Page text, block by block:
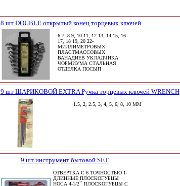
8 шт DOUBLE открытый конец торцевых ключей
6 7, 8 9, 10 11, 12 13, 14 15, 16
17, 18 19, 20 22-
МИЛЛИМЕТРОВЫХ
ПЛАСТМАССОВЫХ
ВАНАДИЕВ УКЛАДЧИКА
ЧОРМИУМА СТАЛЬНАЯ
ОТДЕЛКА ПОСЫП
9 шт ШАРИКОВОЙ EXTRA Ручка торцевых ключей WRENCH
1.5, 2, 2.5, 3, 4, 5, 6, 8, 10 ММ
9 шт инструмент бытовой SET
ОТВЕРТКА С 6 ТОЧНОСТЬЮ 1-
ДЛИННЫЕ ПЛОСКОГУБЦЫ
НОСА 4-1/2`` ПЛОСКОГУБЦЫ С